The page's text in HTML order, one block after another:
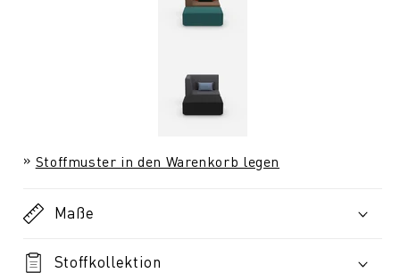
Stoffmuster in den Warenkorb legen
Maße
Stoffkollektion